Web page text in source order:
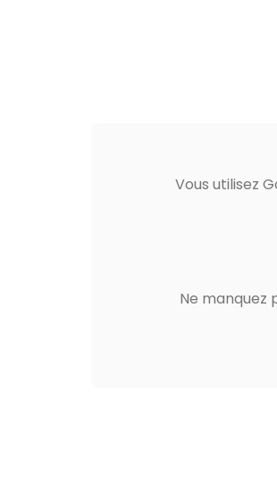
Vous utilisez
Ne manquez